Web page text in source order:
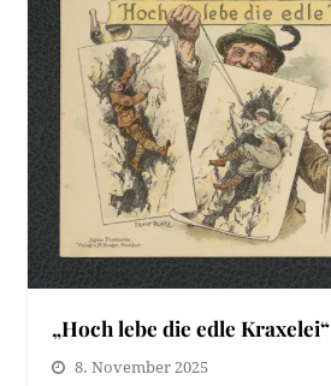
„Hoch lebe die edle Kraxelei“
8. November 2025